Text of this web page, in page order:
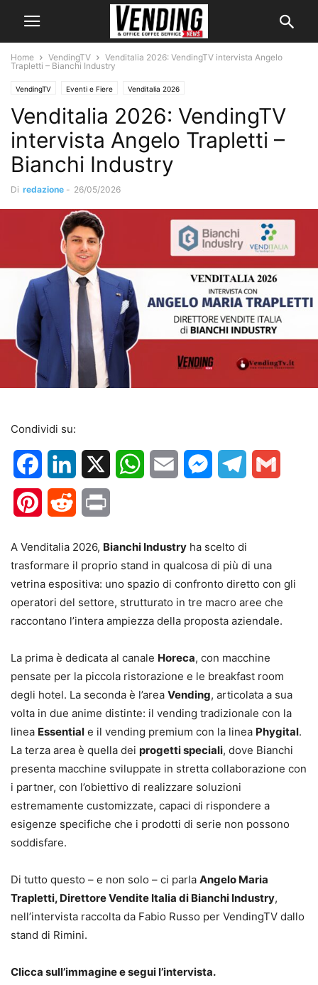
Home VendingTV
Venditalia 2026: VendingTV intervista Angelo
Trapletti – Bianchi Industry
VendingTV Eventi e Fiere Venditalia 2026
Venditalia 2026: VendingTV
intervista Angelo Trapletti –
Bianchi Industry
Di redazione - 26/05/2026
Condividi su:
FacebookLinkedIn WhatsApp
Email MessengerTelegram
PinterestReddit
A Venditalia 2026, Bianchi Industry ha scelto di
trasformare il proprio stand in qualcosa di più di una
vetrina espositiva: uno spazio di confronto diretto con gli
operatori del settore, strutturato in tre macro aree che
raccontano l’intera ampiezza della proposta aziendale.
La prima è dedicata al canale Horeca, con macchine
pensate per la piccola ristorazione e le breakfast room
degli hotel. La seconda è l’area Vending, articolata a sua
volta in due anime distinte: il vending tradizionale con la
linea Essential e il vending premium con la linea Phygital.
La terza area è quella dei progetti speciali, dove Bianchi
presenta macchine sviluppate in stretta collaborazione con
i partner, con l’obiettivo di realizzare soluzioni
estremamente customizzate, capaci di rispondere a
esigenze specifiche che i prodotti di serie non possono
soddisfare.
Di tutto questo – e non solo – ci parla Angelo Maria
Trapletti, Direttore Vendite Italia di Bianchi Industry,
nell’intervista raccolta da Fabio Russo per VendingTV dallo
stand di Rimini.
Clicca sull’immagine e segui l’intervista.